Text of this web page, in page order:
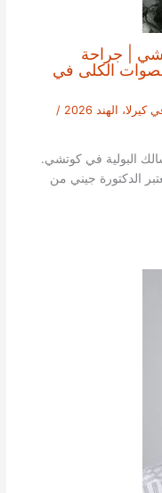
| جراحة
الكلى في
الهند 2026
/
البولية في كوتشي.
الدكتورة جيني من